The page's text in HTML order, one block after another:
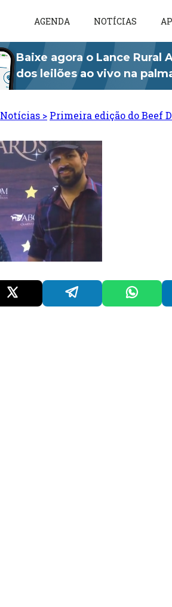
AGENDA NOTÍCIAS
Baixe agora o Lance Rural
dos leilões ao vivo na
Notícias > Primeira edição do Beef